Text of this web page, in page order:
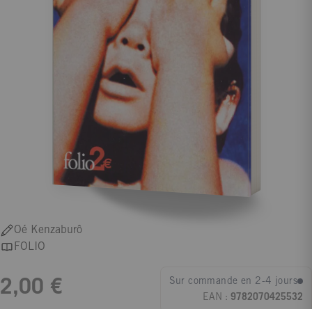
Oé Kenzaburô
FOLIO
2,00 €
Sur commande en 2-4 jours
EAN : 9782070425532